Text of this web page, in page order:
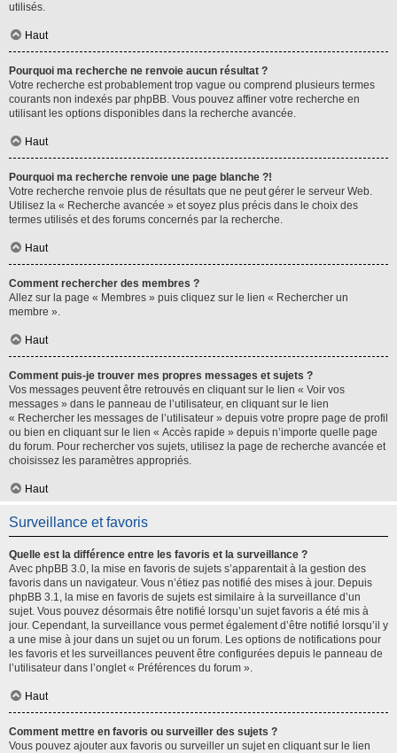
utilisés.
Haut
Pourquoi ma recherche ne renvoie aucun résultat ?
Votre recherche est probablement trop vague ou comprend plusieurs termes
courants non indexés par phpBB. Vous pouvez affiner votre recherche en
utilisant les options disponibles dans la recherche avancée.
Haut
Pourquoi ma recherche renvoie une page blanche ?!
Votre recherche renvoie plus de résultats que ne peut gérer le serveur Web.
Utilisez la « Recherche avancée » et soyez plus précis dans le choix des
termes utilisés et des forums concernés par la recherche.
Haut
Comment rechercher des membres ?
Allez sur la page « Membres » puis cliquez sur le lien « Rechercher un
membre ».
Haut
Comment puis-je trouver mes propres messages et sujets ?
Vos messages peuvent être retrouvés en cliquant sur le lien « Voir vos
messages » dans le panneau de l’utilisateur, en cliquant sur le lien
« Rechercher les messages de l’utilisateur » depuis votre propre page de profil
ou bien en cliquant sur le lien « Accès rapide » depuis n’importe quelle page
du forum. Pour rechercher vos sujets, utilisez la page de recherche avancée et
choisissez les paramètres appropriés.
Haut
Surveillance et favoris
Quelle est la différence entre les favoris et la surveillance ?
Avec phpBB 3.0, la mise en favoris de sujets s’apparentait à la gestion des
favoris dans un navigateur. Vous n’étiez pas notifié des mises à jour. Depuis
phpBB 3.1, la mise en favoris de sujets est similaire à la surveillance d’un
sujet. Vous pouvez désormais être notifié lorsqu’un sujet favoris a été mis à
jour. Cependant, la surveillance vous permet également d’être notifié lorsqu’il y
a une mise à jour dans un sujet ou un forum. Les options de notifications pour
les favoris et les surveillances peuvent être configurées depuis le panneau de
l’utilisateur dans l’onglet « Préférences du forum ».
Haut
Comment mettre en favoris ou surveiller des sujets ?
Vous pouvez ajouter aux favoris ou surveiller un sujet en cliquant sur le lien